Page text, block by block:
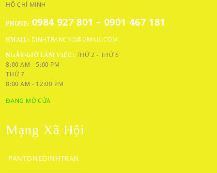
HỒ CHÍ MINH
PHONE: 0984 927 801 – 0901 467 181
EMAIL: DINHTRANCND@GMAIL.COM
NGÀY/GIỜ LÀM VIỆC: THỨ 2 - THỨ 6
8:00 AM - 5:00 PM
THỨ 7
8:00 AM - 12:00 PM
ĐANG MỞ CỬA
Mạng Xã Hội
PANTONEDINHTRAN